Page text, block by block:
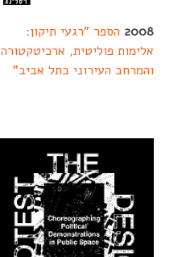
2008 הספר "רגעי תיקון:
אלימות פוליטית, ארכיטקטורה
והמרחב העירוני בתל אביב"